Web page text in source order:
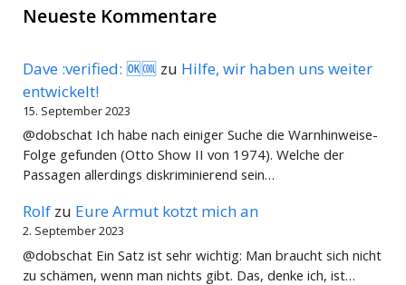
Neueste Kommentare
Dave :verified: 🆗🆒 zu Hilfe, wir haben uns weiter
entwickelt!
15. September 2023
@dobschat Ich habe nach einiger Suche die Warnhinweise-
Folge gefunden (Otto Show II von 1974). Welche der
Passagen allerdings diskriminierend sein…
Rolf zu Eure Armut kotzt mich an
2. September 2023
@dobschat Ein Satz ist sehr wichtig: Man braucht sich nicht
zu schämen, wenn man nichts gibt. Das, denke ich, ist…